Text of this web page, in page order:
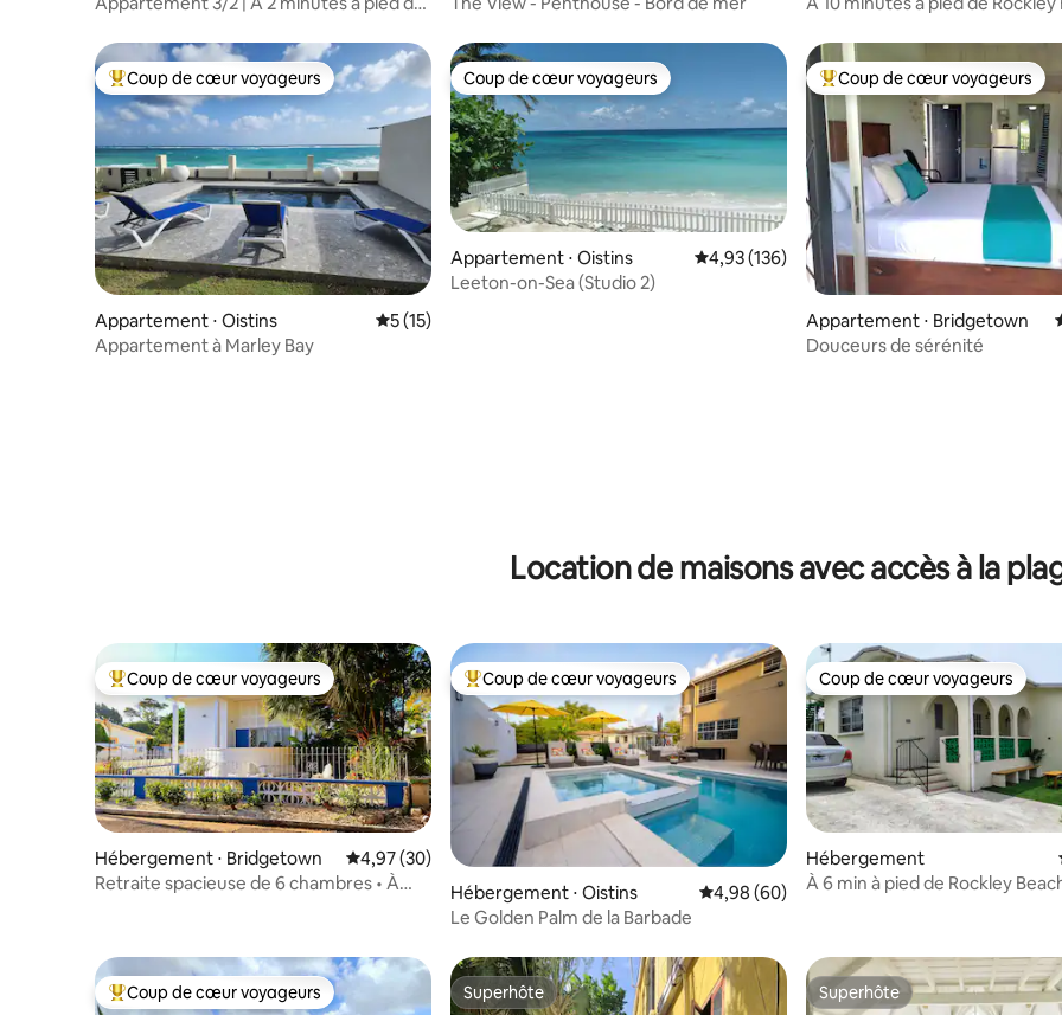
Coups de cœur voyageurs les plus appréciés
Coup de cœur voyageurs
Appartement ⋅ Oistins Évaluation moyenne sur la base de 15 commentaires : 5 sur 5
5 (15)
Appartement à Marley Bay
Coup de cœur voyageurs
Coup de cœur voyageurs
Appartement ⋅ Oistins Évaluation moyenne sur la base de 136
4,93 (136)
Leeton-on-Sea (Studio 2)
Coups de cœur voyageurs les
Coup de cœur voyageurs
Appartement ⋅ Bridgetown
Douceurs de sérénité
Location de maisons avec accès à la
Coups de cœur voyageurs les plus appréciés
Coup de cœur voyageurs
Hébergement ⋅ Bridgetown Évaluation moyenne sur la base de 30 commentaires : 4,97 sur 5
4,97 (30)
Retraite spacieuse de 6 chambres • À
Coups de cœur voyageurs les plus appréciés
Coup de cœur voyageurs
Hébergement ⋅ Oistins Évaluation moyenne sur la base de 60
4,98 (60)
Le Golden Palm de la Barbade
Coup de cœur voyageurs
Coup de cœur voyageurs
Hébergement
À 6 min à pied de Rockley
Coups de cœur voyageurs les plus appréciés
Coup de cœur voyageurs Superhôte
Superhôte Superhôte
Superhôte